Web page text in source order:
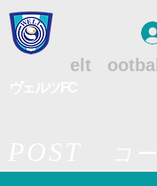
elt ootball